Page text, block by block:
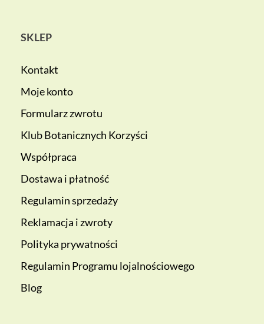
SKLEP
Kontakt
Moje konto
Formularz zwrotu
Klub Botanicznych Korzyści
Współpraca
Dostawa i płatność
Regulamin sprzedaży
Reklamacja i zwroty
Polityka prywatności
Regulamin Programu lojalnościowego
Blog